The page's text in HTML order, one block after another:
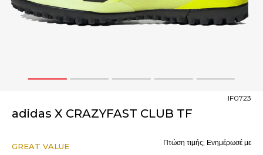
1 2 3 4 5
adidas X CRAZYFAST CLUB TF
IF0723
GREAT VALUE Πτώση τιμής; Ενημέρωσέ με